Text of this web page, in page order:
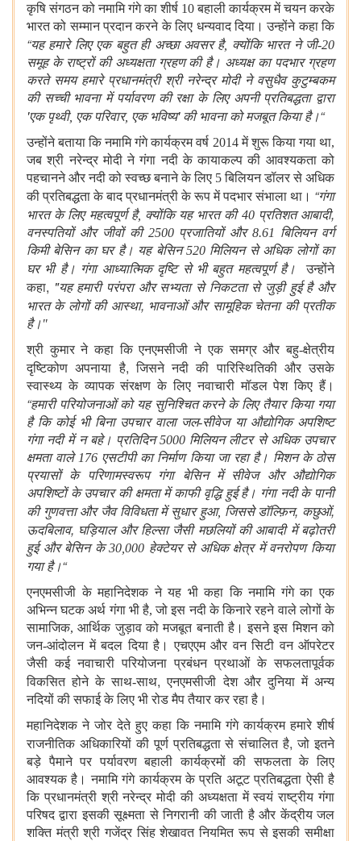
कृषि संगठन को नमामि गंगे का शीर्ष 10 बहाली कार्यक्रम में चयन करके
भारत को सम्मान प्रदान करने के लिए धन्यवाद दिया। उन्होंने कहा कि
“यह हमारे लिए एक बहुत ही अच्छा अवसर है, क्योंकि भारत ने जी-20
समूह के राष्ट्रों की अध्यक्षता ग्रहण की है। अध्यक्ष का पदभार ग्रहण
करते समय हमारे प्रधानमंत्री श्री नरेन्द्र मोदी ने वसुधैव कुटुम्बकम
की सच्ची भावना में पर्यावरण की रक्षा के लिए अपनी प्रतिबद्धता द्वारा
'एक पृथ्वी, एक परिवार, एक भविष्य' की भावना को मजबूत किया है।“
उन्होंने बताया कि नमामि गंगे कार्यक्रम वर्ष 2014 में शुरू किया गया था,
जब श्री नरेन्द्र मोदी ने गंगा नदी के कायाकल्प की आवश्यकता को
पहचानने और नदी को स्वच्छ बनाने के लिए 5 बिलियन डॉलर से अधिक
की प्रतिबद्धता के बाद प्रधानमंत्री के रूप में पदभार संभाला था। “गंगा
भारत के लिए महत्वपूर्ण है, क्योंकि यह भारत की 40 प्रतिशत आबादी,
वनस्पतियों और जीवों की 2500 प्रजातियों और 8.61 बिलियन वर्ग
किमी बेसिन का घर है। यह बेसिन 520 मिलियन से अधिक लोगों का
घर भी है। गंगा आध्यात्मिक दृष्टि से भी बहुत महत्वपूर्ण है।
उन्होंने
कहा, "यह हमारी परंपरा और सभ्यता से निकटता से जुड़ी हुई है और
भारत के लोगों की आस्था, भावनाओं और सामूहिक चेतना की प्रतीक
है।"
श्री कुमार ने कहा कि एनएमसीजी ने एक समग्र और बहु-क्षेत्रीय
दृष्टिकोण अपनाया है,जिसने नदी की पारिस्थितिकी और उसके
स्वास्थ्य के व्यापक संरक्षण के लिए नवाचारी मॉडल पेश किए हैं।
“हमारी परियोजनाओं को यह सुनिश्चित करने के लिए तैयार किया गया
है कि कोई भी बिना उपचार वाला जल-सीवेज या औद्योगिक अपशिष्ट
गंगा नदी में न बहे। प्रतिदिन 5000 मिलियन लीटर से अधिक उपचार
क्षमता वाले 176 एसटीपी का निर्माण किया जा रहा है। मिशन के ठोस
प्रयासों के परिणामस्वरूप गंगा बेसिन में सीवेज और औद्योगिक
अपशिष्टों के उपचार की क्षमता में काफी वृद्धि हुई है। गंगा नदी के पानी
की गुणवत्ता और जैव विविधता में सुधार हुआ, जिससे डॉल्फ़िन, कछुओं,
ऊदबिलाव, घड़ियाल और हिल्सा जैसी मछलियों की आबादी में बढ़ोतरी
हुई और बेसिन के 30,000 हेक्टेयर से अधिक क्षेत्र में वनरोपण किया
गया है।“
एनएमसीजी के महानिदेशक ने यह भी कहा कि नमामि गंगे का एक
अभिन्न घटक अर्थ गंगा भी है, जो इस नदी के किनारे रहने वाले लोगों के
सामाजिक, आर्थिक जुड़ाव को मजबूत बनाती है। इसने इस मिशन को
जन-आंदोलन में बदल दिया है। एचएएम और वन सिटी वन ऑपरेटर
जैसी कई नवाचारी परियोजना प्रबंधन प्रथाओं के सफलतापूर्वक
विकसित होने के साथ-साथ,एनएमसीजी देश और दुनिया में अन्य
नदियों की सफाई के लिए भी रोड मैप तैयार कर रहा है।
महानिदेशक ने जोर देते हुए कहा कि नमामि गंगे कार्यक्रम हमारे शीर्ष
राजनीतिक अधिकारियों की पूर्ण प्रतिबद्धता से संचालित है,जो इतने
बड़े पैमाने पर पर्यावरण बहाली कार्यक्रमों की सफलता के लिए
आवश्यक है। नमामि गंगे कार्यक्रम के प्रति अटूट प्रतिबद्धता ऐसी है
कि प्रधानमंत्री श्री नरेन्द्र मोदी की अध्यक्षता में स्वयं राष्ट्रीय गंगा
परिषद द्वारा इसकी सूक्ष्मता से निगरानी की जाती है और केंद्रीय जल
शक्ति मंत्री श्री गजेंद्र सिंह शेखावत नियमित रूप से इसकी समीक्षा